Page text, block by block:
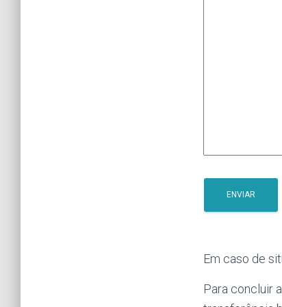
Em caso de
Para concluir